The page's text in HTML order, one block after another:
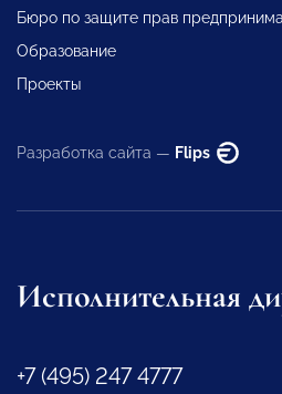
Бюро по защите прав
Образование
Проекты
Разработка сайта — Flips
Исполнительная
+7 (495) 247 4777